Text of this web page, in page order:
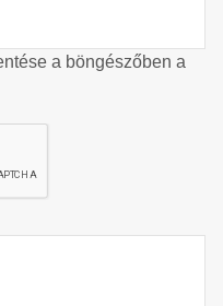
a böngészőben a